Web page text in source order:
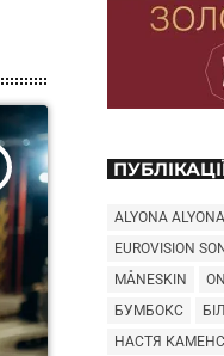
ALYONA ALYONA
EUROVISION
MÅNESKIN
БУМБОКС
НАСТЯ